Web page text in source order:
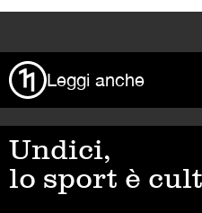
Leggi anche
Undici,
lo sport è